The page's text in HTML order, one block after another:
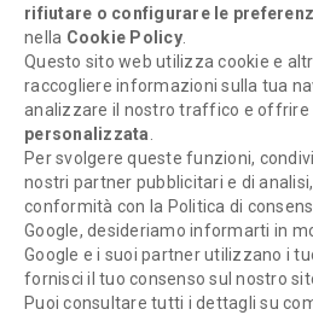
rifiutare o configurare le
nella Cookie Policy.
Questo sito web utilizza cookie e
raccogliere informazioni sulla tua
analizzare il nostro traffico e offrire
personalizzata
Per svolgere queste funzioni,
nostri partner pubblicitari e di
conformità con la Politica di
Google, desideriamo informarti in
Google e i suoi partner utilizzano i
fornisci il tuo consenso sul nostro
Puoi consultare tutti i dettagli su